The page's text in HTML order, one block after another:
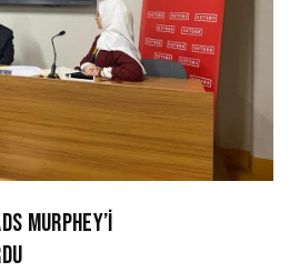
MURPHEY’İ